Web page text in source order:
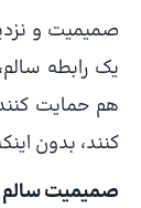
صمیمیت و
یک رابطه
هم حمایت
کنند، بدون
صمیمیت سالم